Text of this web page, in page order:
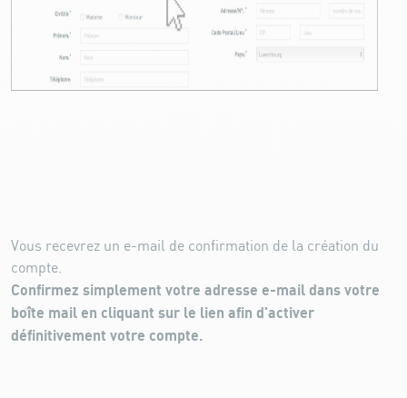
Vous recevrez un e-mail de confirmation de la création du
compte.
Confirmez simplement votre adresse e-mail dans votre
boîte mail en cliquant sur le lien afin d'activer
définitivement votre compte.